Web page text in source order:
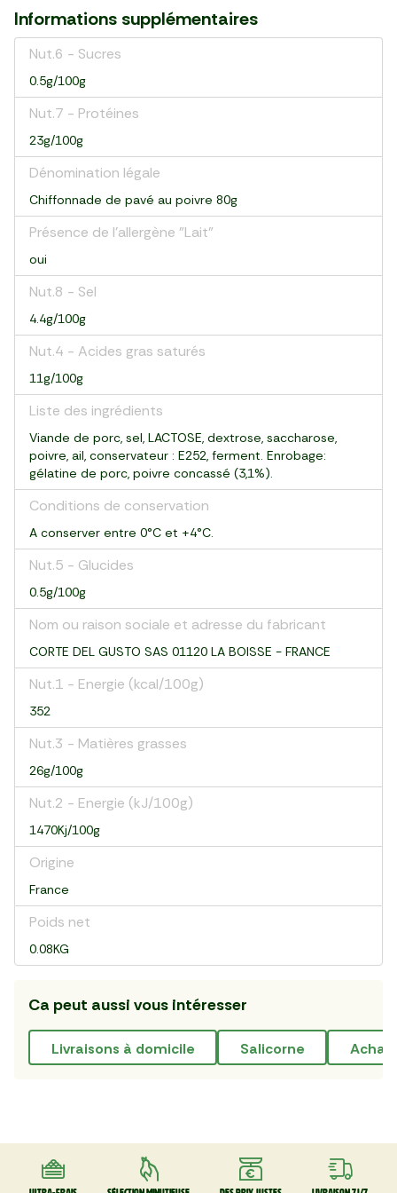
Informations supplémentaires
Nut.6 - Sucres
0.5g/100g
Nut.7 - Protéines
23g/100g
Dénomination légale
Chiffonnade de pavé au poivre 80g
Présence de l'allergène "Lait"
oui
Nut.8 - Sel
4.4g/100g
Nut.4 - Acides gras saturés
11g/100g
Liste des ingrédients
Viande de porc, sel, LACTOSE, dextrose, saccharose,
poivre, ail, conservateur : E252, ferment. Enrobage:
gélatine de porc, poivre concassé (3,1%).
Conditions de conservation
A conserver entre 0°C et +4°C.
Nut.5 - Glucides
0.5g/100g
Nom ou raison sociale et adresse du fabricant
CORTE DEL GUSTO SAS 01120 LA BOISSE - FRANCE
Nut.1 - Energie (kcal/100g)
352
Nut.3 - Matières grasses
26g/100g
Nut.2 - Energie (kJ/100g)
1470Kj/100g
Origine
France
Poids net
0.08KG
Ca peut aussi vous intéresser
livraisons à domicile salicorne